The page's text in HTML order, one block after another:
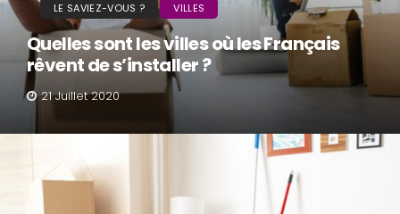
LE SAVIEZ-VOUS ? VILLES
Quelles sont les villes où les Français
rêvent de s’installer ?
21 Juillet 2020